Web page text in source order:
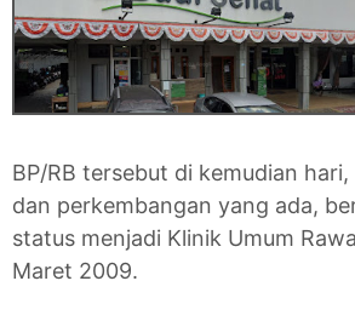
BP/RB tersebut di kemudian
dan perkembangan yang ada,
status menjadi Klinik Umum
Maret 2009.